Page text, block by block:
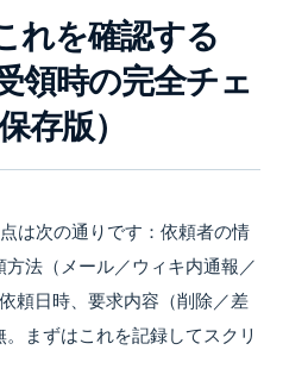
れを確認する
時の完全チェ
存版）
は次の通りです：依頼者の情
法（メール／ウィキ内通報／
頼日時、要求内容（削除／差
まずはこれを記録してスクリ